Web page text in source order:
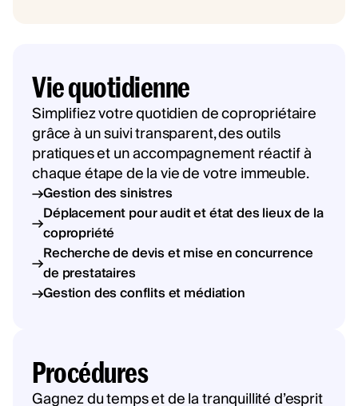
Vie quotidienne
Simplifiez votre quotidien de copropriétaire
grâce à un suivi transparent, des outils
pratiques et un accompagnement réactif à
chaque étape de la vie de votre immeuble.
Gestion des sinistres
Déplacement pour audit et état des lieux de la
copropriété
Recherche de devis et mise en concurrence
de prestataires
Gestion des conflits et médiation
Procédures
Gagnez du temps et de la tranquillité d’esprit